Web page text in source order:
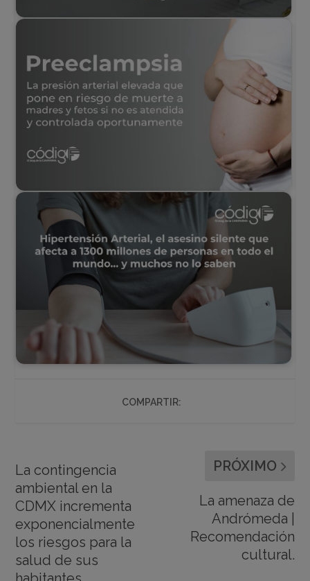
COMPARTIR:
La contingencia
ambiental en la
CDMX incrementa
exponencialmente
los riesgos para la
salud de sus
PRÓXIMO
La amenaza de
Andrómeda |
Recomendación
cultural.